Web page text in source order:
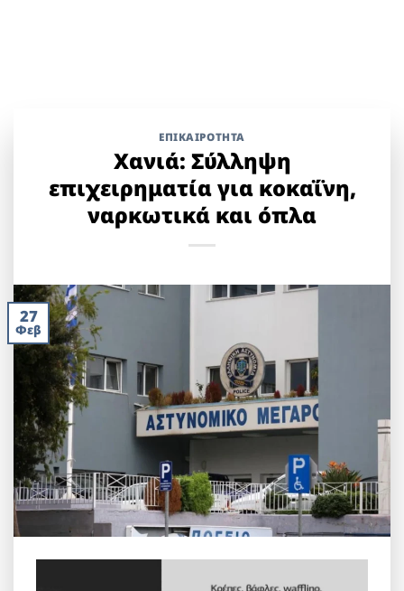
ΕΠΙΚΑΙΡΟΤΗΤΑ
Χανιά: Σύλληψη
επιχειρηματία για κοκαΐνη,
ναρκωτικά και όπλα
27
Φεβ